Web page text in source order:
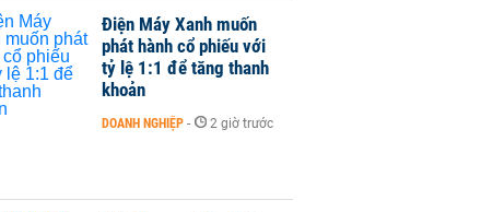
Điện Máy Xanh muốn
phát hành cổ phiếu với
tỷ lệ 1:1 để tăng thanh
khoản
DOANH NGHIỆP - 2 giờ trước